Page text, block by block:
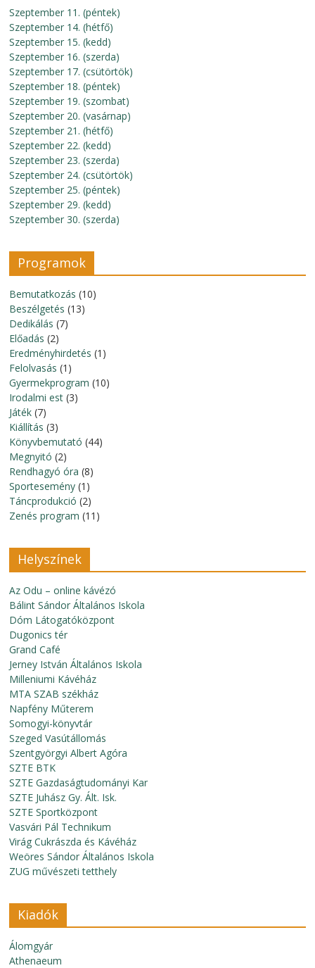
Szeptember 11. (péntek)
Szeptember 14. (hétfő)
Szeptember 15. (kedd)
Szeptember 16. (szerda)
Szeptember 17. (csütörtök)
Szeptember 18. (péntek)
Szeptember 19. (szombat)
Szeptember 20. (vasárnap)
Szeptember 21. (hétfő)
Szeptember 22. (kedd)
Szeptember 23. (szerda)
Szeptember 24. (csütörtök)
Szeptember 25. (péntek)
Szeptember 29. (kedd)
Szeptember 30. (szerda)
Programok
Bemutatkozás (10)
Beszélgetés (13)
Dedikálás (7)
Előadás (2)
Eredményhirdetés (1)
Felolvasás (1)
Gyermekprogram (10)
Irodalmi est (3)
Játék (7)
Kiállítás (3)
Könyvbemutató (44)
Megnyitó (2)
Rendhagyó óra (8)
Sportesemény (1)
Táncprodukció (2)
Zenés program (11)
Helyszínek
Az Odu – online kávézó
Bálint Sándor Általános Iskola
Dóm Látogatóközpont
Dugonics tér
Grand Café
Jerney István Általános Iskola
Milleniumi Kávéház
MTA SZAB székház
Napfény Műterem
Somogyi-könyvtár
Szeged Vasútállomás
Szentgyörgyi Albert Agóra
SZTE BTK
SZTE Gazdaságtudományi Kar
SZTE Juhász Gy. Ált. Isk.
SZTE Sportközpont
Vasvári Pál Technikum
Virág Cukrászda és Kávéház
Weöres Sándor Általános Iskola
ZUG művészeti tetthely
Kiadók
Álomgyár
Athenaeum